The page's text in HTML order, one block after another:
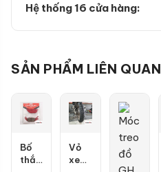
Hệ thống 16 cửa hàng:
SẢN PHẨM LIÊN QUAN
Bố
thắng
Vỏ
xe